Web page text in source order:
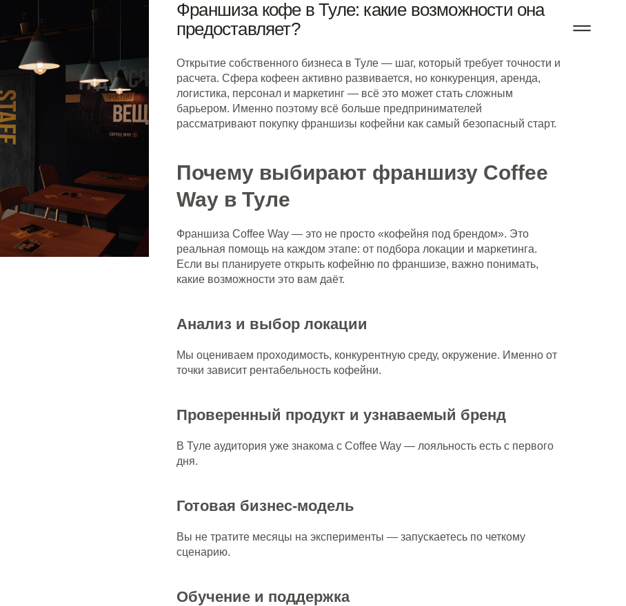
Франшиза кофе в Туле: какие возможности она
предоставляет?
Открытие собственного бизнеса в Туле — шаг, который требует точности и
расчета. Сфера кофеен активно развивается, но конкуренция, аренда,
логистика, персонал и маркетинг — всё это может стать сложным
барьером. Именно поэтому всё больше предпринимателей
рассматривают покупку франшизы кофейни как самый безопасный старт.
Почему выбирают франшизу Coffee
Way в Туле
Франшиза Coffee Way — это не просто «кофейня под брендом». Это
реальная помощь на каждом этапе: от подбора локации и маркетинга.
Если вы планируете открыть кофейню по франшизе, важно понимать,
какие возможности это вам даёт.
Анализ и выбор локации
Мы оцениваем проходимость, конкурентную среду, окружение. Именно от
точки зависит рентабельность кофейни.
Проверенный продукт и узнаваемый бренд
В Туле аудитория уже знакома с Coffee Way — лояльность есть с первого
дня.
Готовая бизнес-модель
Вы не тратите месяцы на эксперименты — запускаетесь по четкому
сценарию.
Обучение и поддержка